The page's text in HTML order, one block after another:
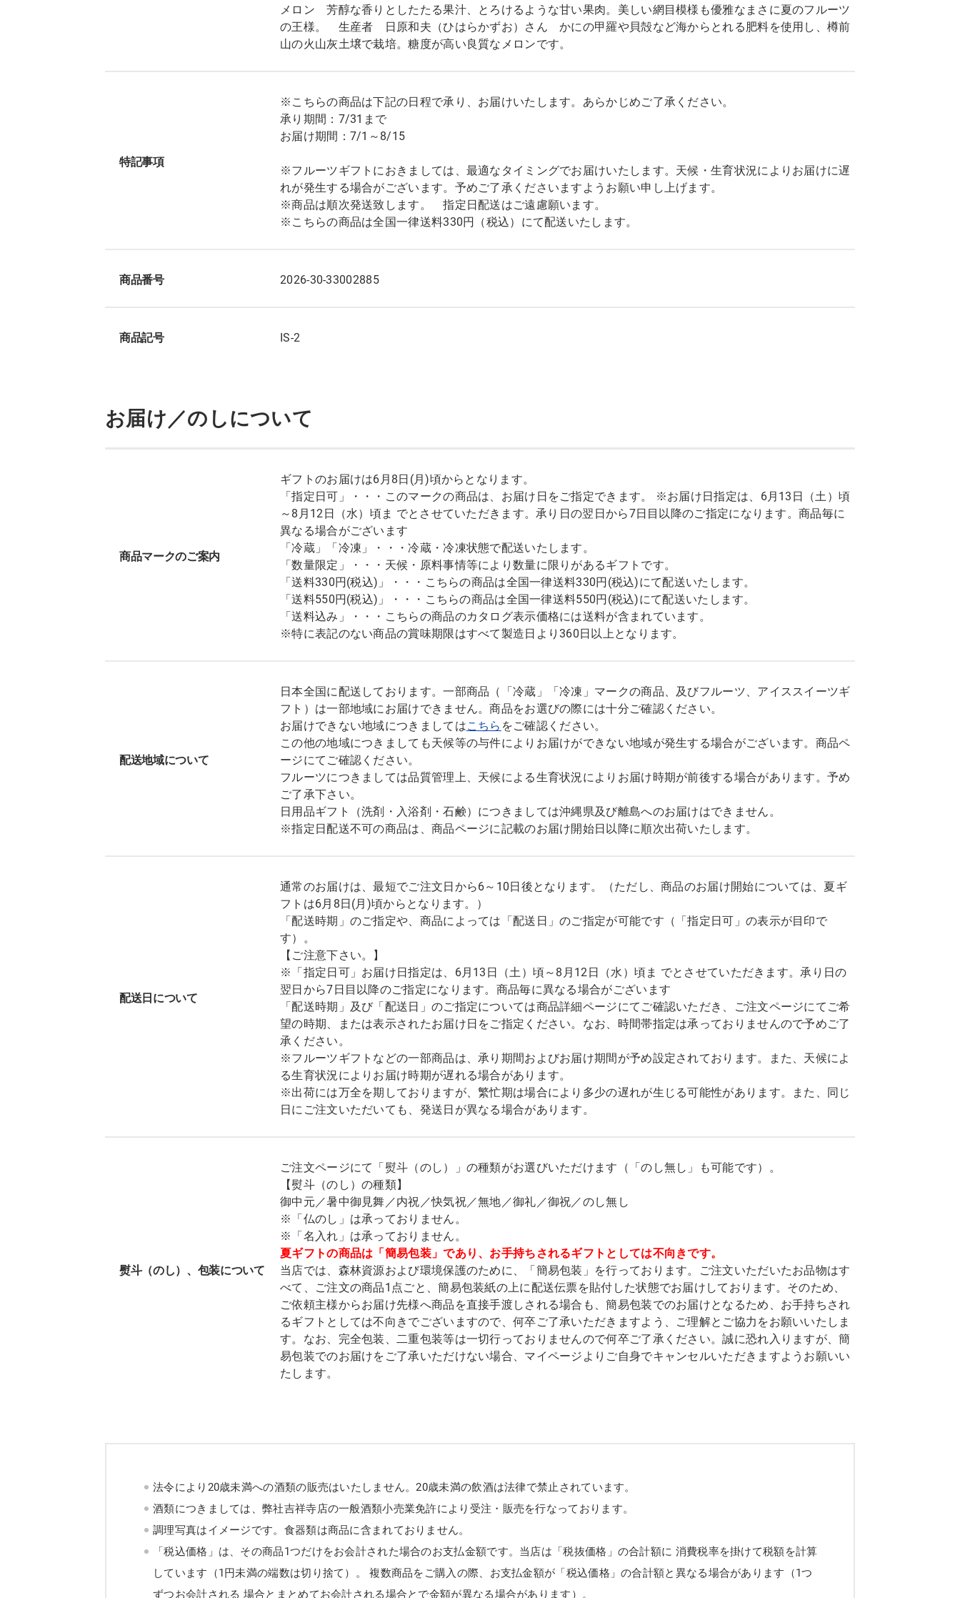
メロン 芳醇な香りとしたたる果汁、とろけるような甘い果肉。美しい網目模様も優雅なまさに夏のフルーツ
の王様。 生産者 日原和夫（ひはらかずお）さん かにの甲羅や貝殻など海からとれる肥料を使用し、樽前
山の火山灰土壌で栽培。糖度が高い良質なメロンです。
特記事項
※こちらの商品は下記の日程で承り、お届けいたします。あらかじめご了承ください。
承り期間：7/31まで
お届け期間：7/1～8/15
※フルーツギフトにおきましては、最適なタイミングでお届けいたします。天候・生育状況によりお届けに遅
れが発生する場合がございます。予めご了承くださいますようお願い申し上げます。
※商品は順次発送致します。 指定日配送はご遠慮願います。
※こちらの商品は全国一律送料330円（税込）にて配送いたします。
商品番号 2026-30-33002885
商品記号 IS-2
お届け／のしについて
商品マークのご案内
ギフトのお届けは6月8日(月)頃からとなります。
「指定日可」・・・このマークの商品は、お届け日をご指定できます。 ※お届け日指定は、6月13日（土）頃
～8月12日（水）頃ま でとさせていただきます。承り日の翌日から7日目以降のご指定になります。商品毎に
異なる場合がございます
「冷蔵」「冷凍」・・・冷蔵・冷凍状態で配送いたします。
「数量限定」・・・天候・原料事情等により数量に限りがあるギフトです。
「送料330円(税込)」・・・こちらの商品は全国一律送料330円(税込)にて配送いたします。
「送料550円(税込)」・・・こちらの商品は全国一律送料550円(税込)にて配送いたします。
「送料込み」・・・こちらの商品のカタログ表示価格には送料が含まれています。
※特に表記のない商品の賞味期限はすべて製造日より360日以上となります。
配送地域について
日本全国に配送しております。一部商品（「冷蔵」「冷凍」マークの商品、及びフルーツ、アイススイーツギ
フト）は一部地域にお届けできません。商品をお選びの際には十分ご確認ください。
お届けできない地域につきましてはこちら をご確認ください。
この他の地域につきましても天候等の与件によりお届けができない地域が発生する場合がございます。商品ペ
ージにてご確認ください。
フルーツにつきましては品質管理上、天候による生育状況によりお届け時期が前後する場合があります。予め
ご了承下さい。
日用品ギフト（洗剤・入浴剤・石鹸）につきましては沖縄県及び離島へのお届けはできません。
※指定日配送不可の商品は、商品ページに記載のお届け開始日以降に順次出荷いたします。
配送日について
通常のお届けは、最短でご注文日から6～10日後となります。（ただし、商品のお届け開始については、夏ギ
フトは6月8日(月)頃からとなります。）
「配送時期」のご指定や、商品によっては「配送日」のご指定が可能です（「指定日可」の表示が目印で
す）。
【ご注意下さい。】
※「指定日可」お届け日指定は、6月13日（土）頃～8月12日（水）頃ま でとさせていただきます。承り日の
翌日から7日目以降のご指定になります。商品毎に異なる場合がございます
「配送時期」及び「配送日」のご指定については商品詳細ページにてご確認いただき、ご注文ページにてご希
望の時期、または表示されたお届け日をご指定ください。なお、時間帯指定は承っておりませんので予めご了
承ください。
※フルーツギフトなどの一部商品は、承り期間およびお届け期間が予め設定されております。また、天候によ
る生育状況によりお届け時期が遅れる場合があります。
※出荷には万全を期しておりますが、繁忙期は場合により多少の遅れが生じる可能性があります。また、同じ
日にご注文いただいても、発送日が異なる場合があります。
熨斗（のし）、包装について
ご注文ページにて「熨斗（のし）」の種類がお選びいただけます（「のし無し」も可能です）。
【熨斗（のし）の種類】
御中元／暑中御見舞／内祝／快気祝／無地／御礼／御祝／のし無し
※「仏のし」は承っておりません。
※「名入れ」は承っておりません。
夏ギフトの商品は「簡易包装」であり、お手持ちされるギフトとしては不向きです。
当店では、森林資源および環境保護のために、「簡易包装」を行っております。ご注文いただいたお品物はす
べて、ご注文の商品1点ごと、簡易包装紙の上に配送伝票を貼付した状態でお届けしております。そのため、
ご依頼主様からお届け先様へ商品を直接手渡しされる場合も、簡易包装でのお届けとなるため、お手持ちされ
るギフトとしては不向きでございますので、何卒ご了承いただきますよう、ご理解とご協力をお願いいたしま
す。なお、完全包装、二重包装等は一切行っておりませんので何卒ご了承ください。誠に恐れ入りますが、簡
易包装でのお届けをご了承いただけない場合、マイページよりご自身でキャンセルいただきますようお願いい
たします。
法令により20歳未満への酒類の販売はいたしません。20歳未満の飲酒は法律で禁止されています。
酒類につきましては、弊社吉祥寺店の一般酒類小売業免許により受注・販売を行なっております。
調理写真はイメージです。食器類は商品に含まれておりません。
「税込価格」は、その商品1つだけをお会計された場合のお支払金額です。当店は「税抜価格」の合計額に 消費税率を掛けて税額を計算
しています（1円未満の端数は切り捨て）。 複数商品をご購入の際、お支払金額が「税込価格」の合計額と異なる場合があります（1つ
ずつお会計される 場合とまとめてお会計される場合とで金額が異なる場合があります）。